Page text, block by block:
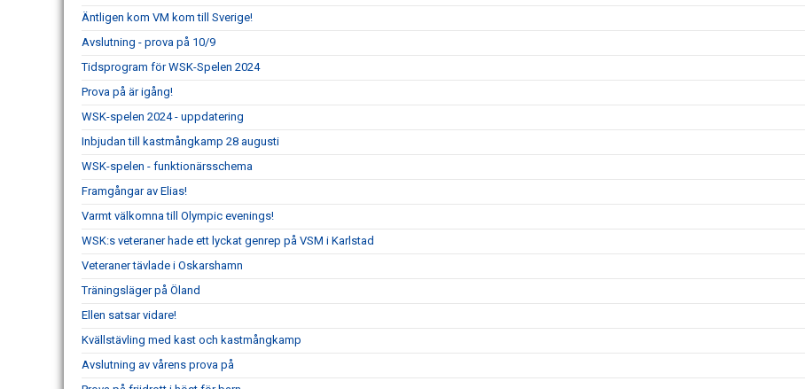
Äntligen kom VM kom till Sverige!
Avslutning - prova på 10/9
Tidsprogram för WSK-Spelen 2024
Prova på är igång!
WSK-spelen 2024 - uppdatering
Inbjudan till kastmångkamp 28 augusti
WSK-spelen - funktionärsschema
Framgångar av Elias!
Varmt välkomna till Olympic evenings!
WSK:s veteraner hade ett lyckat genrep på VSM i Karlstad
Veteraner tävlade i Oskarshamn
Träningsläger på Öland
Ellen satsar vidare!
Kvällstävling med kast och kastmångkamp
Avslutning av vårens prova på